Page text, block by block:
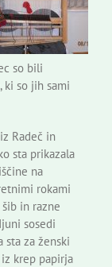
so bili
ki so jih sami
Radeč in
sta prikazala
na
rokami
in razne
sosedi
sta za ženski
krep papirja